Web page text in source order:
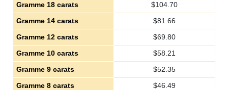
Gramme 18 carats
$104.70
Gramme 14 carats
$81.66
Gramme 12 carats
$69.80
Gramme 10 carats
$58.21
Gramme 9 carats
$52.35
Gramme 8 carats
$46.49